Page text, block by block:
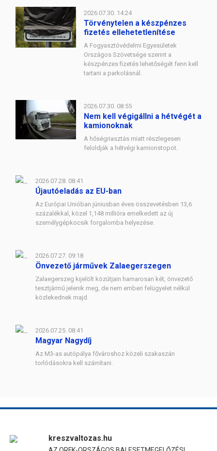
2026.07.30. 14:24
Törvénytelen a készpénzes
fizetés ellehetetlenítése
A Fogyasztóvédelmi Egyesületek
Országos Szövetsége szerint a
készpénzes fizetés lehetőségét fenn kell
tartani a parkolásnál.
2026.07.30. 08:55
Nem kell végigállni a hétvégét a
kamionoknak
A hőségriasztás miatt részlegesen
feloldják a hétvégi kamionstopot.
2026.07.28. 08:41
Újautóeladás az EU-ban
Az Európai Unióban júniusban éves összevetésben 13,6
százalékkal, közel 1,148 millióra emelkedett az új
személygépkocsik forgalomba helyezése.
2026.07.27. 09:18
Önvezető járművek Zalaegerszegen
Zalaegerszeg kijelölt közútjain hamarosan két, önvezető
tesztjármű jelenik meg, de nem emberi felügyelet nélkül
közlekednek majd.
2026.07.25. 08:41
Magyar Nagydíj
Az M3-as autópálya fővároshoz közeli szakaszán
torlódásokra kell számítani.
kreszvaltozas.hu